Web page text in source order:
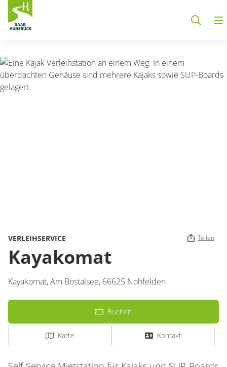
VERLEIHSERVICE Teilen
Kayakomat
Kayakomat,Am Bostalsee, 66625 Nohfelden
Buchen
Karte Kontakt